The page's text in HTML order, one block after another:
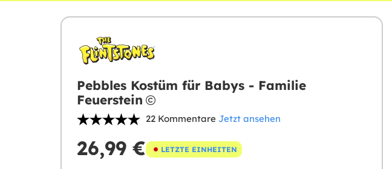
Pebbles Kostüm für Babys - Familie
Feuerstein
22 Kommentare Jetzt ansehen
26,99 € LETZTE EINHEITEN